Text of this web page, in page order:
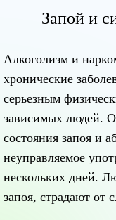
Запой и
Алкоголизм и
хронические
серьезным
зависимых людей.
состояния запоя и
неуправляемое
нескольких дней.
запоя, страдают от